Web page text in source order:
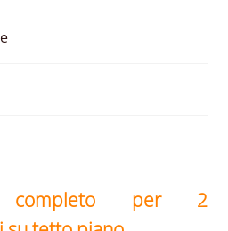
completo per 2